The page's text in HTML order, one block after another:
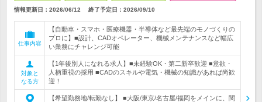
情報更新日：2026/06/12 終了予定日： 2026/09/10
仕事内容
【自動車・スマホ・医療機器・半導体など最先端のモノづくりの
プロに】■設計、CADオペレーター、機械メンテナンスなど幅広
い業務にチャレンジ可能
対象と
なる方
【1年後別人になれる求人】■未経験OK・第二新卒歓迎 ■意欲・
人柄重視の採用 ■CADのスキルや電気・機械の知識があれば尚歓
迎！
【希望勤務地/転勤なし】 ■大阪/東京/名古屋/福岡をメインに、関